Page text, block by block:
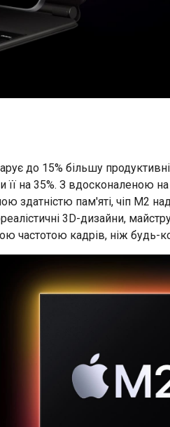
до 15% більшу
її на 35%. З вдосконаленою
пам'яті, чіп M2
3D-дизайни,
частотою кадрів, ніж будь-